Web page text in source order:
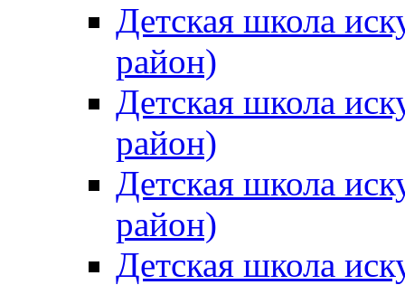
Детская школа
район)
Детская школа
район)
Детская школа
район)
Детская школа